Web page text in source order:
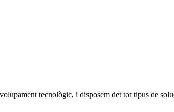
tecnològic, i disposem det tot tipus de